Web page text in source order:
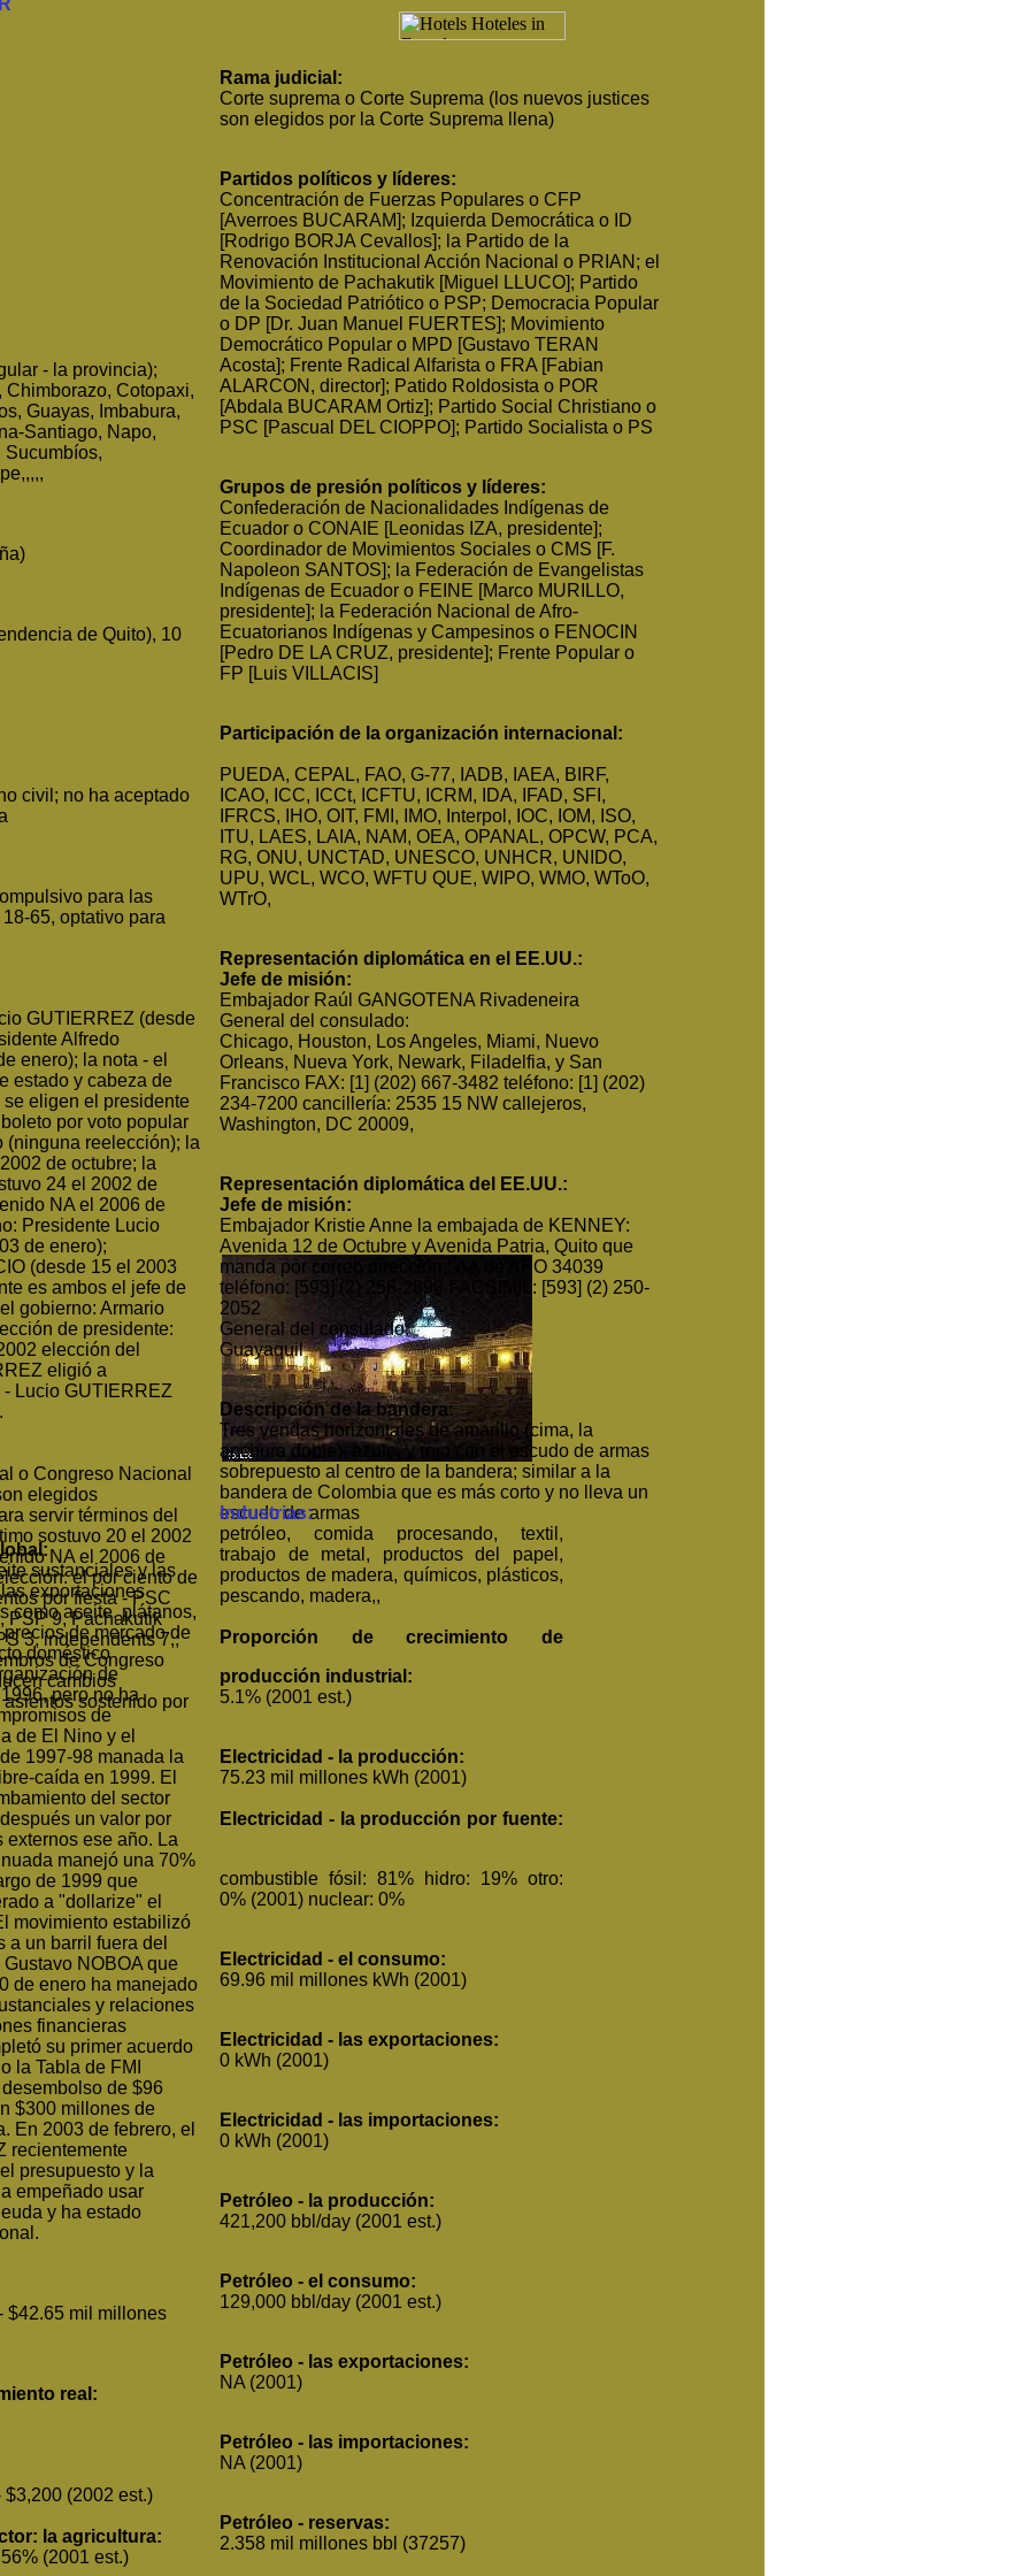
- la provincia);
Chimborazo, Cotopaxi,
Guayas, Imbabura,
Santiago, Napo,
Sucumbíos,
de Quito), 10
civil; no ha aceptado
para las
65, optativo para
GUTIERREZ (desde
Alfredo
enero); la nota - el
estado y cabeza de
eligen el presidente
por voto popular
(ninguna reelección); la
de octubre; la
24 el 2002 de
NA el 2006 de
Presidente Lucio
de enero);
(desde 15 el 2003
es ambos el jefe de
gobierno: Armario
de presidente:
elección del
eligió a
Lucio GUTIERREZ
o Congreso Nacional
elegidos
servir términos del
sostuvo 20 el 2002
NA el 2006 de
el por ciento de
por fiesta - PSC
PSP 9, Pachakutik
3, independents 7,;
de Congreso
cambios
sostenido por
sustanciales y las
exportaciones
como aceite, plátanos,
de mercado de
doméstico
de
pero no ha
de
de El Nino y el
1997-98 manada la
caída en 1999. El
del sector
un valor por
externos ese año. La
manejó una 70%
de 1999 que
a "dollarize" el
movimiento estabilizó
a un barril fuera del
NOBOA que
de enero ha manejado
y relaciones
financieras
su primer acuerdo
la Tabla de FMI
de $96
$300 millones de
En 2003 de febrero, el
recientemente
presupuesto y la
empeñado usar
y ha estado
$42.65 mil millones
real:
(2002 est.)
la agricultura:
(2001 est.)
Rama judicial:
Corte suprema o Corte Suprema (los nuevos justices
son elegidos por la Corte Suprema llena)
Partidos políticos y líderes:
Concentración de Fuerzas Populares o CFP
[Averroes BUCARAM]; Izquierda Democrática o ID
[Rodrigo BORJA Cevallos]; la Partido de la
Renovación Institucional Acción Nacional o PRIAN; el
Movimiento de Pachakutik [Miguel LLUCO]; Partido
de la Sociedad Patriótico o PSP; Democracia Popular
o DP [Dr. Juan Manuel FUERTES]; Movimiento
Democrático Popular o MPD [Gustavo TERAN
Acosta]; Frente Radical Alfarista o FRA [Fabian
ALARCON, director]; Patido Roldosista o POR
[Abdala BUCARAM Ortiz]; Partido Social Christiano o
PSC [Pascual DEL CIOPPO]; Partido Socialista o PS
Grupos de presión políticos y líderes:
Confederación de Nacionalidades Indígenas de
Ecuador o CONAIE [Leonidas IZA, presidente];
Coordinador de Movimientos Sociales o CMS [F.
Napoleon SANTOS]; la Federación de Evangelistas
Indígenas de Ecuador o FEINE [Marco MURILLO,
presidente]; la Federación Nacional de Afro-
Ecuatorianos Indígenas y Campesinos o FENOCIN
[Pedro DE LA CRUZ, presidente]; Frente Popular o
FP [Luis VILLACIS]
Participación de la organización internacional:
PUEDA, CEPAL, FAO, G-77, IADB, IAEA, BIRF,
ICAO, ICC, ICCt, ICFTU, ICRM, IDA, IFAD, SFI,
IFRCS, IHO, OIT, FMI, IMO, Interpol, IOC, IOM, ISO,
ITU, LAES, LAIA, NAM, OEA, OPANAL, OPCW, PCA,
RG, ONU, UNCTAD, UNESCO, UNHCR, UNIDO,
UPU, WCL, WCO, WFTU QUE, WIPO, WMO, WToO,
WTrO,
Representación diplomática en el EE.UU.:
Jefe de misión:
Embajador Raúl GANGOTENA Rivadeneira
General del consulado:
Chicago, Houston, Los Angeles, Miami, Nuevo
Orleans, Nueva York, Newark, Filadelfia, y San
Francisco FAX: [1] (202) 667-3482 teléfono: [1] (202)
234-7200 cancillería: 2535 15 NW callejeros,
Washington, DC 20009,
Representación diplomática del EE.UU.:
Jefe de misión:
Embajador Kristie Anne la embajada de KENNEY:
Avenida 12 de Octubre y Avenida Patria, Quito que
manda por correo dirección,: AA de APO 34039
teléfono: [593] (2) 256-2890 FACSÍMIL: [593] (2) 250-
2052
General del consulado:
Guayaquil
Descripción de la bandera:
Tres vendas horizontales de amarillo (cima, la
anchura doble), azule, y rojo con el escudo de armas
sobrepuesto al centro de la bandera; similar a la
bandera de Colombia que es más corto y no lleva un
escudo de armas
Industrias:
petróleo, comida procesando, textil,
trabajo de metal, productos del papel,
productos de madera, químicos, plásticos,
pescando, madera,,
Proporción de crecimiento de
producción industrial:
5.1% (2001 est.)
Electricidad - la producción:
75.23 mil millones kWh (2001)
Electricidad - la producción por fuente:
combustible fósil: 81% hidro: 19% otro:
0% (2001) nuclear: 0%
Electricidad - el consumo:
69.96 mil millones kWh (2001)
Electricidad - las exportaciones:
0 kWh (2001)
Electricidad - las importaciones:
0 kWh (2001)
Petróleo - la producción:
421,200 bbl/day (2001 est.)
Petróleo - el consumo:
129,000 bbl/day (2001 est.)
Petróleo - las exportaciones:
NA (2001)
Petróleo - las importaciones:
NA (2001)
Petróleo - reservas:
2.358 mil millones bbl (37257)